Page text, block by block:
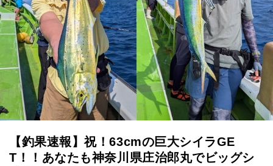
【釣果速報】祝！63cmの巨大シイラGE
T！！あなたも神奈川県庄治郎丸でビッグシ